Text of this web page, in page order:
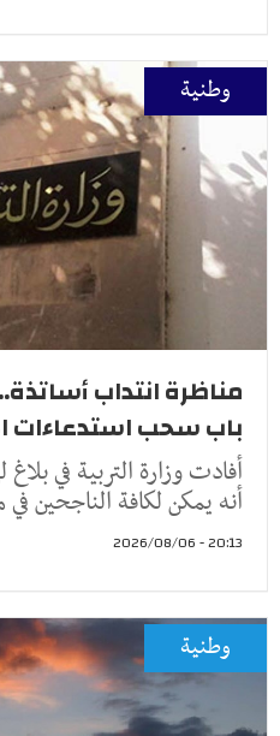
وطنية
مناظرة انتداب أساتذة..
باب سحب استدعاءات
أفادت وزارة التربية في
أنه يمكن لكافة الناجحين في
20:13 - 2026/08/06
وطنية